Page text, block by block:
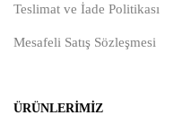
Teslimat ve İade Politikası
Mesafeli Satış Sözleşmesi
ÜRÜNLERIMIZ